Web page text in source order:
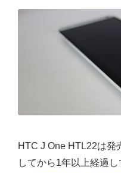
HTC J One HTL22は発
してから1年以上経過